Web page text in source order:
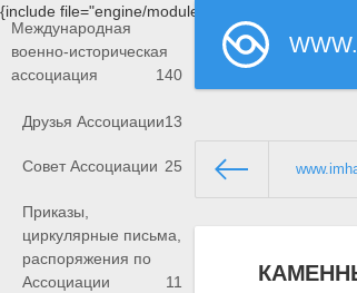
{include file="engine/modules/saperu/head.php"}
Международная
военно-историческая
ассоциация
140
Друзья Ассоциации13
Совет Ассоциации 25
Приказы,
циркулярные письма,
распоряжения по
Ассоциации
11